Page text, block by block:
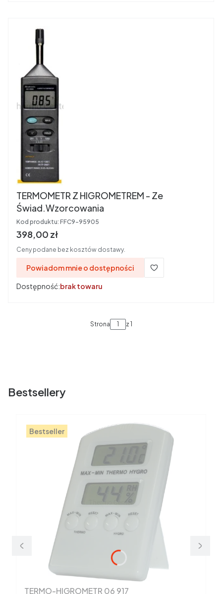
TERMOMETR Z HIGROMETREM - Ze
Świad.Wzorcowania
Kod produktu: FFC9-95905
Cena brutto
398,00 zł
Ceny podane bez kosztów dostawy.
Powiadom mnie o dostępności
Dostępność:brak towaru
Strona z 1
Bestsellery
Bestseller
TERMO-HIGROMETR 06 917